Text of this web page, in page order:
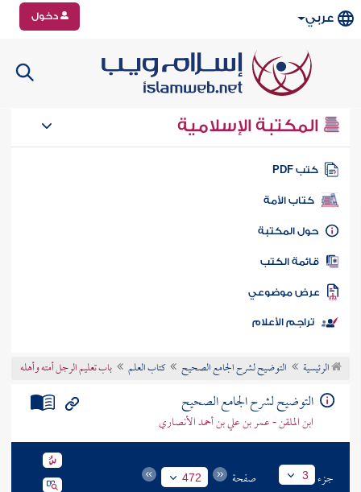
عربي دخول
المكتبة الإسلامية
كتب PDF
كتاب الأمة
المكتبة
الكتب
موضوعي
تراجم الأعلام
الرئيسية التوضيح لشرح الجامع الصحيح كتاب العلم باب تعليم الرجل أمته وأهله
التوضيح لشرح الجامع الصحيح
ابن الملقن - عمر بن علي بن أحمد الأنصاري
جزء 3 صفحة 472